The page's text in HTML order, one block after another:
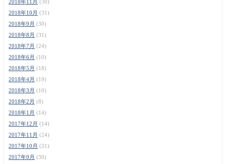
2018年11月 (30)
2018年10月 (31)
2018年9月 (30)
2018年8月 (31)
2018年7月 (24)
2018年6月 (10)
2018年5月 (18)
2018年4月 (19)
2018年3月 (10)
2018年2月 (8)
2018年1月 (14)
2017年12月 (14)
2017年11月 (24)
2017年10月 (31)
2017年9月 (30)